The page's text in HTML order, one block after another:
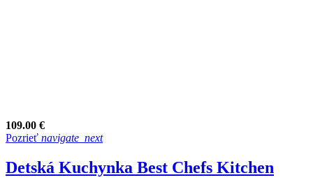
109.00 €
Pozrieť navigate_next
Detská Kuchynka Best Chefs Kitchen